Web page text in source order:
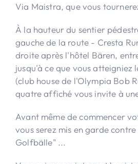
Via Maistra, que vous
À la hauteur du sentier
gauche de la route - Cresta
droite après l'hôtel Bären,
jusqu'à ce que vous atteigniez
(club house de l'Olympia Bob
quatre affiché vous invite à
Avant même de commencer
vous serez mis en garde
Golfbälle" ...